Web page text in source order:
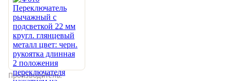
Производитель: